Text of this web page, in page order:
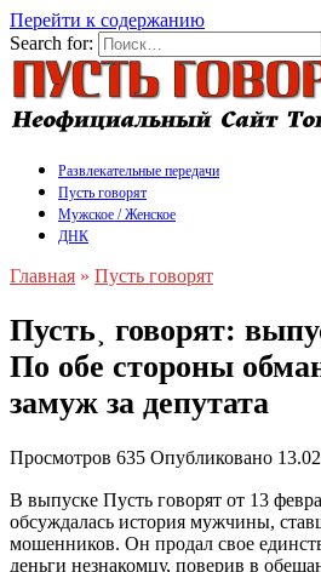
Перейти к содержанию
Search for:
Развлекательные передачи
Пусть говорят
Мужское / Женское
ДНК
Главная » Пусть говорят
Пусть˲ говорят:
По обе стороны
замуж за депутата
Просмотров 635 Опубликовано
В выпуске Пусть говорят от 13
обсуждалась история мужчины,
мошенников. Он продал свое
деньги незнакомцу, поверив в